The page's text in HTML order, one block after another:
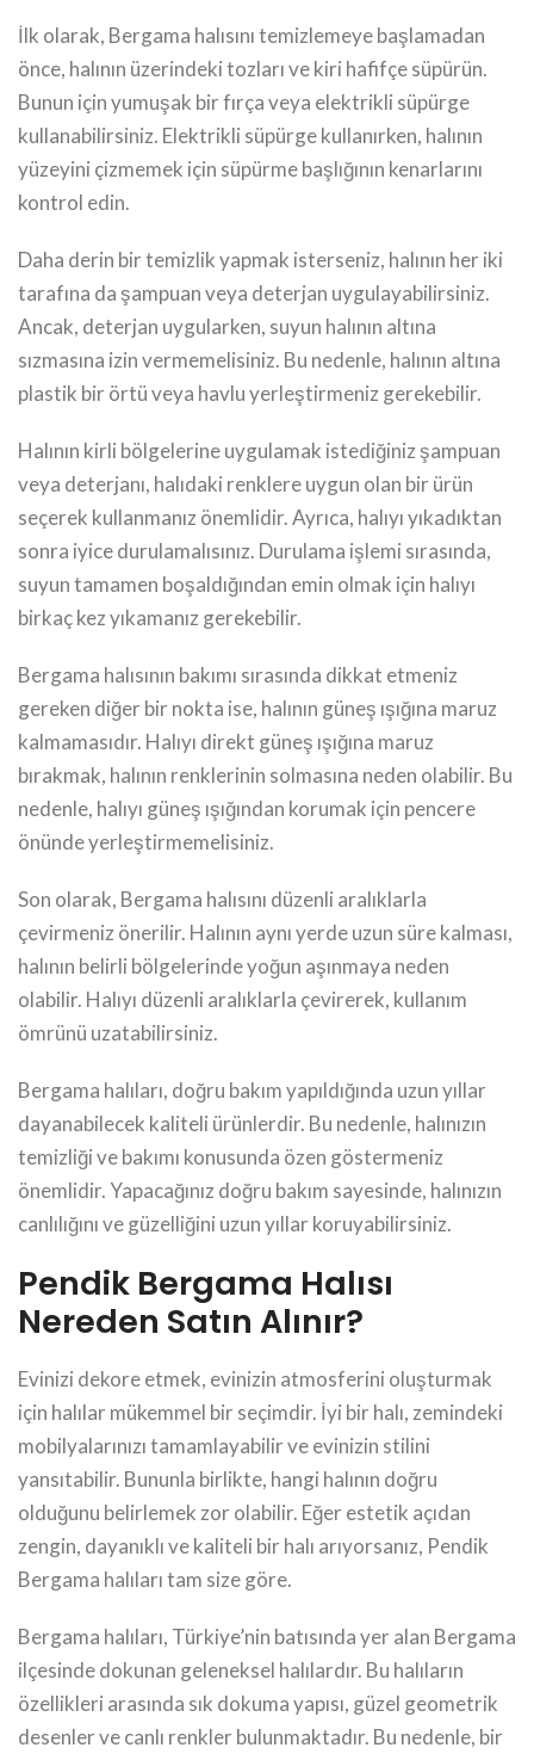
İlk olarak, Bergama halısını temizlemeye başlamadan
önce, halının üzerindeki tozları ve kiri hafifçe süpürün.
Bunun için yumuşak bir fırça veya elektrikli süpürge
kullanabilirsiniz. Elektrikli süpürge kullanırken, halının
yüzeyini çizmemek için süpürme başlığının kenarlarını
kontrol edin.
Daha derin bir temizlik yapmak isterseniz, halının her iki
tarafına da şampuan veya deterjan uygulayabilirsiniz.
Ancak, deterjan uygularken, suyun halının altına
sızmasına izin vermemelisiniz. Bu nedenle, halının altına
plastik bir örtü veya havlu yerleştirmeniz gerekebilir.
Halının kirli bölgelerine uygulamak istediğiniz şampuan
veya deterjanı, halıdaki renklere uygun olan bir ürün
seçerek kullanmanız önemlidir. Ayrıca, halıyı yıkadıktan
sonra iyice durulamalısınız. Durulama işlemi sırasında,
suyun tamamen boşaldığından emin olmak için halıyı
birkaç kez yıkamanız gerekebilir.
Bergama halısının bakımı sırasında dikkat etmeniz
gereken diğer bir nokta ise, halının güneş ışığına maruz
kalmamasıdır. Halıyı direkt güneş ışığına maruz
bırakmak, halının renklerinin solmasına neden olabilir. Bu
nedenle, halıyı güneş ışığından korumak için pencere
önünde yerleştirmemelisiniz.
Son olarak, Bergama halısını düzenli aralıklarla
çevirmeniz önerilir. Halının aynı yerde uzun süre kalması,
halının belirli bölgelerinde yoğun aşınmaya neden
olabilir. Halıyı düzenli aralıklarla çevirerek, kullanım
ömrünü uzatabilirsiniz.
Bergama halıları, doğru bakım yapıldığında uzun yıllar
dayanabilecek kaliteli ürünlerdir. Bu nedenle, halınızın
temizliği ve bakımı konusunda özen göstermeniz
önemlidir. Yapacağınız doğru bakım sayesinde, halınızın
canlılığını ve güzelliğini uzun yıllar koruyabilirsiniz.
Pendik Bergama Halısı
Nereden Satın Alınır?
Evinizi dekore etmek, evinizin atmosferini oluşturmak
için halılar mükemmel bir seçimdir. İyi bir halı, zemindeki
mobilyalarınızı tamamlayabilir ve evinizin stilini
yansıtabilir. Bununla birlikte, hangi halının doğru
olduğunu belirlemek zor olabilir. Eğer estetik açıdan
zengin, dayanıklı ve kaliteli bir halı arıyorsanız, Pendik
Bergama halıları tam size göre.
Bergama halıları, Türkiye’nin batısında yer alan Bergama
ilçesinde dokunan geleneksel halılardır. Bu halıların
özellikleri arasında sık dokuma yapısı, güzel geometrik
desenler ve canlı renkler bulunmaktadır. Bu nedenle, bir